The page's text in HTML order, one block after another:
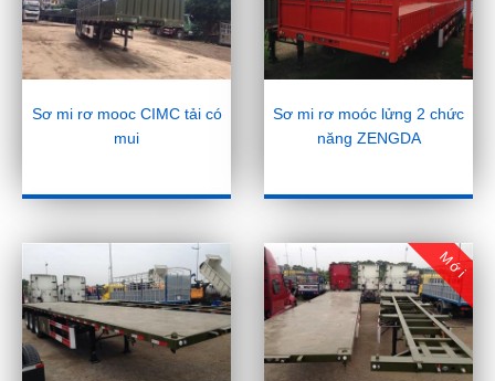
Sơ mi rơ mooc CIMC tải có
mui
Sơ mi rơ moóc lửng 2 chức
năng ZENGDA
Mới